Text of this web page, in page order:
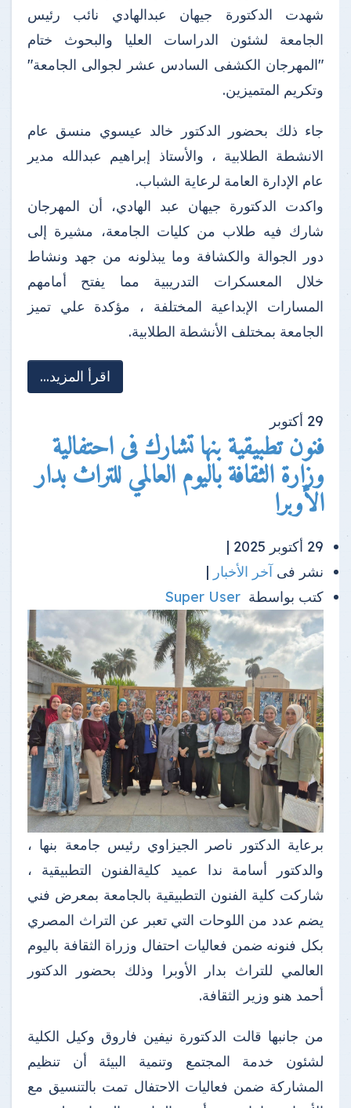
شهدت الدكتورة جيهان عبدالهادي نائب رئيس
الجامعة لشئون الدراسات العليا والبحوث ختام
"المهرجان الكشفى السادس عشر لجوالى الجامعة"
وتكريم المتميزين.
جاء ذلك بحضور الدكتور خالد عيسوي منسق عام
الانشطة الطلابية ، والأستاذ إبراهيم عبدالله مدير
عام الإدارة العامة لرعاية الشباب.
واكدت الدكتورة جيهان عبد الهادي، أن المهرجان
شارك فيه طلاب من كليات الجامعة، مشيرة إلى
دور الجوالة والكشافة وما يبذلونه من جهد ونشاط
خلال المعسكرات التدريبية مما يفتح أمامهم
المسارات الإبداعية المختلفة ، مؤكدة علي تميز
الجامعة بمختلف الأنشطة الطلابية.
اقرأ المزيد...
29 أكتوبر
فنون تطبيقية بنها تشارك فى احتفالية
وزارة الثقافة باليوم العالمي للتراث بدار
الأوبرا
29 أكتوبر 2025 |
نشر فى آخر الأخبار |
كتب بواسطة Super User
برعاية الدكتور ناصر الجيزاوي رئيس جامعة بنها ،
والدكتور أسامة ندا عميد كليةالفنون التطبيقية ،
شاركت كلية الفنون التطبيقية بالجامعة بمعرض فني
يضم عدد من اللوحات التي تعبر عن التراث المصري
بكل فنونه ضمن فعاليات احتفال وزراة الثقافة باليوم
العالمي للتراث بدار الأوبرا وذلك بحضور الدكتور
أحمد هنو وزير الثقافة.
من جانبها قالت الدكتورة نيفين فاروق وكيل الكلية
لشئون خدمة المجتمع وتنمية البيئة أن تنظيم
المشاركة ضمن فعاليات الاحتفال تمت بالتنسيق مع